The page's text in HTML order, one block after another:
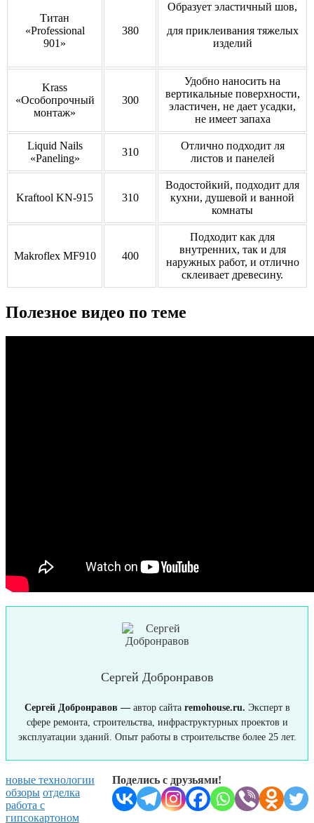
Титан
«Professional
901»
380
Образует эластичный шов,
для приклеивания тяжелых
изделий
Krass
«Особопрочный
монтаж»
300
Удобно наносить на
вертикальные поверхности,
эластичен, не дает усадки,
не имеет запаха
Liquid Nails
«Paneling»
310
Отлично подходит ля
листов и панелей
Kraftool KN-915 310
Водостойкий, подходит для
кухни, душевой и ванной
комнаты
Makroflex MF910 400
Подходит как для
внутренних, так и для
наружных работ, и отлично
склеивает древесину.
Полезное видео по теме
Сергей Добронравов
Сергей Добронравов — автор сайтаremohouse.ru. Эксперт в
сфере ремонта, строительства, инфраструктурных проектов и
эксплуатации зданий. Опыт работы в строительстве более 25 лет.
Поделись с друзьями!
новые технологии
обзоры отделка
работа с
гипсокартоном